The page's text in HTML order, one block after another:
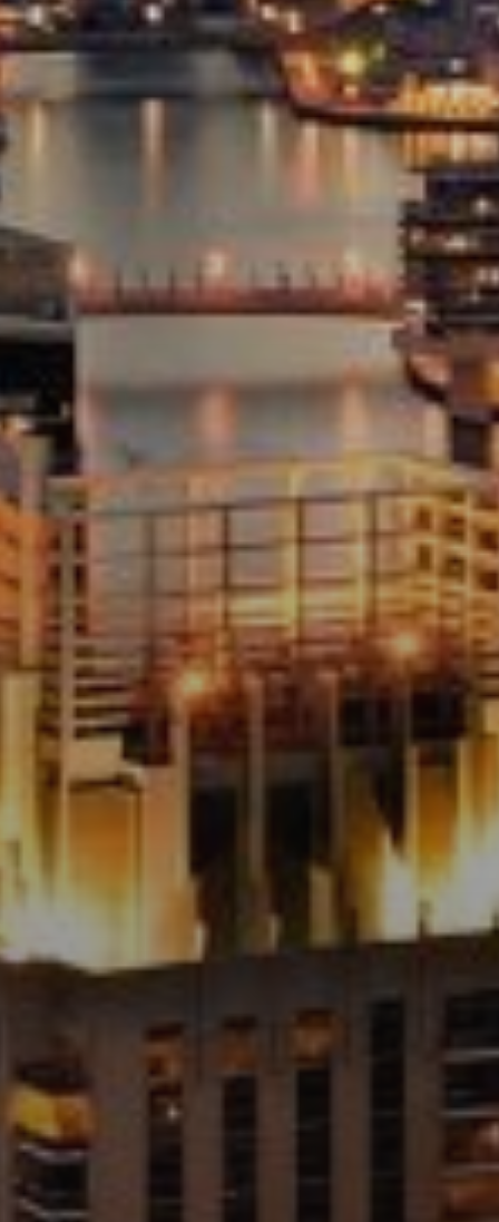
Cumpărați
Închiriați
Vânzare
Off-Plan
Agenți